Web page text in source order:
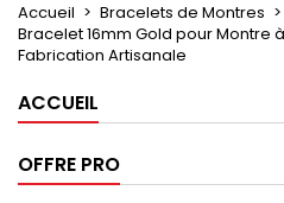
Accueil Bracelets de Montres
Bracelet 16mm Gold pour Montre
Fabrication Artisanale
ACCUEIL
OFFRE PRO